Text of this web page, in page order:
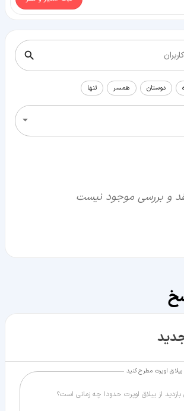
دوستان همسر تنها
و بررسی موجود نیست
اوپرت مطرح کنید